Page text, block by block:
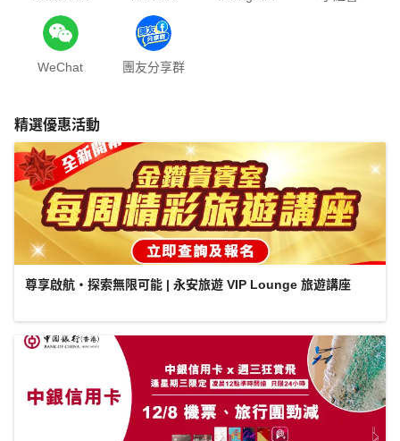
WeChat 團友分享群
精選優惠活動
尊享啟航・探索無限可能 | 永安旅遊 VIP Lounge 旅遊講座